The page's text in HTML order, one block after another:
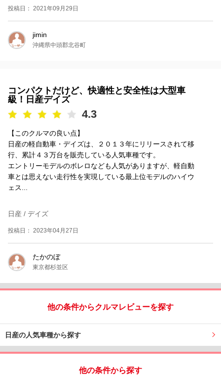
投稿日： 2021年09月29日
jimin
沖縄県中頭郡北谷町
コンパクトだけど、快適性と安全性は大型車
級！日産デイズ
4.3
【このクルマの良い点】
日産の軽自動車・デイズは、２０１３年にリリースされて移
行、累計４３万台を販売している人気車種です。
エントリーモデルのボレロなども人気がありますが、軽自動
車とは思えない走行性を実現している最上位モデルのハイウ
ェス...
日産 / デイズ
投稿日： 2023年04月27日
たかのぼ
東京都杉並区
他の条件からクルマレビューを探す
日産の人気車種から探す
他の条件から探す